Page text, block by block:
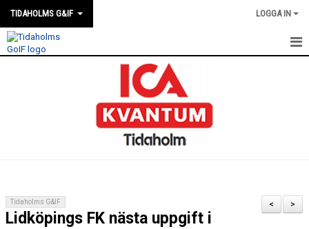
TIDAHOLMS G&IF LOGGA IN
FÖRENINGEN
>
<
Tidaholms G&IF
Lidköpings FK nästa uppgift i